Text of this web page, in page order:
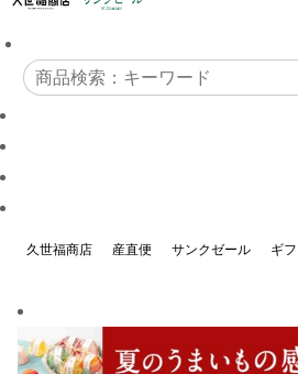
久世福商店 産直便 サンクゼール ギフ